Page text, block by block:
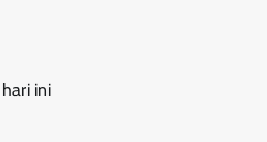
ini